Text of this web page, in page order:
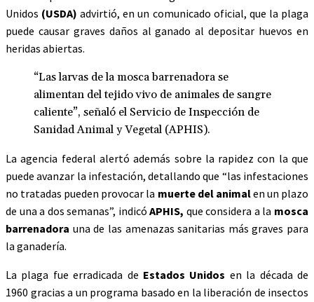
Unidos (USDA) advirtió, en un comunicado oficial, que la plaga
puede causar graves daños al ganado al depositar huevos en
heridas abiertas.
“Las larvas de la mosca barrenadora se
alimentan del tejido vivo de animales de sangre
caliente”, señaló el Servicio de Inspección de
Sanidad Animal y Vegetal (APHIS).
La agencia federal alertó además sobre la rapidez con la que
puede avanzar la infestación, detallando que “las infestaciones
no tratadas pueden provocar la muerte del animalen un plazo
de una a dos semanas”, indicóAPHIS, que considera a la mosca
barrenadora una de las amenazas sanitarias más graves para
la ganadería.
La plaga fue erradicada de Estados Unidos en la década de
1960 gracias a un programa basado en la liberación de insectos